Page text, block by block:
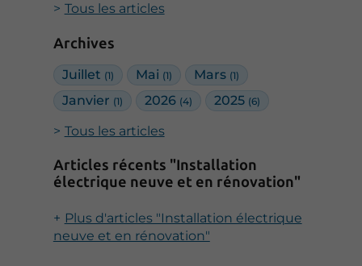
Tous les articles
Archives
Juillet (1) Mai (1) Mars (1)
Janvier (1) 2026 (4) 2025 (6)
Tous les articles
Articles récents "Installation
électrique neuve et en rénovation"
Plus d'articles "Installation électrique
neuve et en rénovation"